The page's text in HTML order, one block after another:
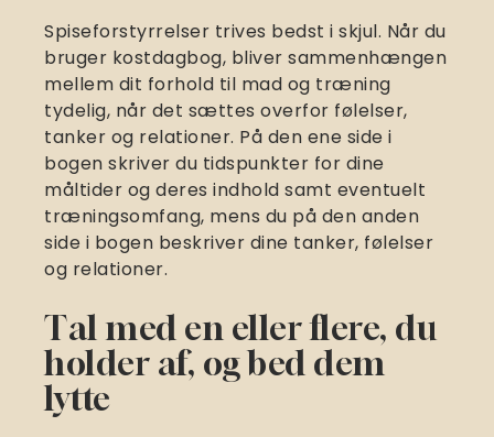
Spiseforstyrrelser trives bedst i skjul. Når du
bruger kostdagbog, bliver sammenhængen
mellem dit forhold til mad og træning
tydelig, når det sættes overfor følelser,
tanker og relationer. På den ene side i
bogen skriver du tidspunkter for dine
måltider og deres indhold samt eventuelt
træningsomfang, mens du på den anden
side i bogen beskriver dine tanker, følelser
og relationer.
Tal med en eller flere, du
holder af, og bed dem
lytte